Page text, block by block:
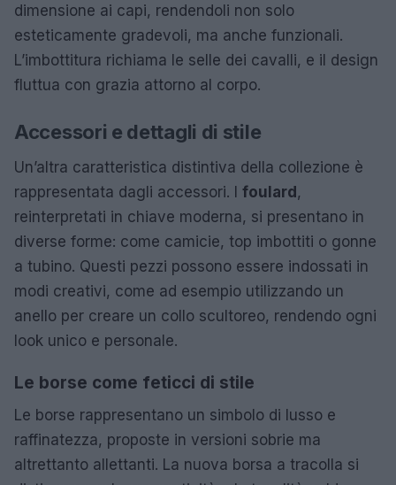
dimensione ai capi, rendendoli non solo
esteticamente gradevoli, ma anche funzionali.
L’imbottitura richiama le selle dei cavalli, e il design
fluttua con grazia attorno al corpo.
Accessori e dettagli di stile
Un’altra caratteristica distintiva della collezione è
rappresentata dagli accessori. I foulard,
reinterpretati in chiave moderna, si presentano in
diverse forme: come camicie, top imbottiti o gonne
a tubino. Questi pezzi possono essere indossati in
modi creativi, come ad esempio utilizzando un
anello per creare un collo scultoreo, rendendo ogni
look unico e personale.
Le borse come feticci di stile
Le borse rappresentano un simbolo di lusso e
raffinatezza, proposte in versioni sobrie ma
altrettanto allettanti. La nuova borsa a tracolla si